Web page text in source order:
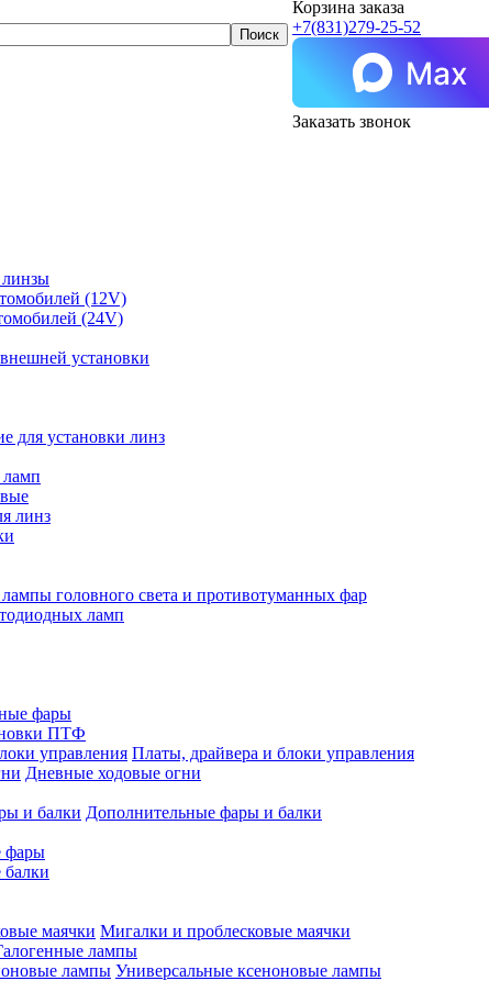
Корзина заказа
+7(831)279-25-52
Заказать звонок
(12V)
(24V)
установки
для установки линз
линз
головного света и противотуманных фар
ламп
фары
ПТФ
Платы, драйвера и блоки управления
Дневные ходовые огни
Дополнительные фары и балки
фары
Мигалки и проблесковые маячки
лампы
Универсальные ксеноновые лампы